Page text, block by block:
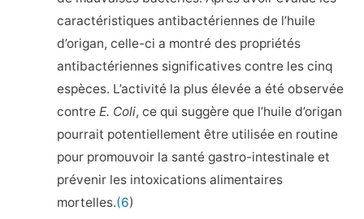
caractéristiques antibactériennes de l’huile
d’origan, celle-ci a montré des propriétés
antibactériennes significatives contre les cinq
espèces. L’activité la plus élevée a été observée
contreE. Coli, ce qui suggère que l’huile d’origan
pourrait potentiellement être utilisée en routine
pour promouvoir la santé gastro-intestinale et
prévenir les intoxications alimentaires
mortelles.(6)